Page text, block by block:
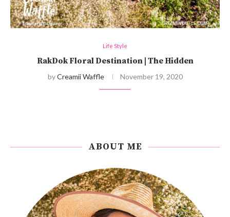
Life Style
RakDok Floral Destination | The Hidden
byCreamii Waffle November 19, 2020
ABOUT ME